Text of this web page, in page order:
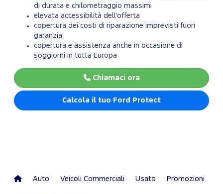
di durata e chilometraggio massimi
elevata accessibilità dell’offerta
copertura dei costi di riparazione imprevisti fuori
garanzia
copertura e assistenza anche in occasione di
soggiorni in tutta Europa
Chiamaci ora
Calcola il tuo Ford Protect
Auto Veicoli Commerciali Usato Promozioni